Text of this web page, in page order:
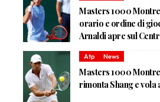
Masters 1000
orario e ordine di
Arnaldi apre sul
Atp News
Masters 1000
rimonta Shang e vola